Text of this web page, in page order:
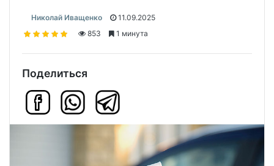
Николай Иващенко
11.09.2025
853
1 минута
Поделиться